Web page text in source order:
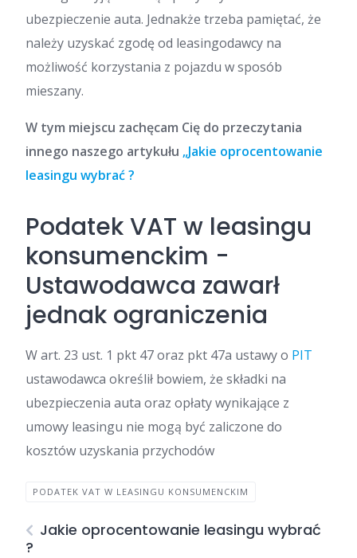
ubezpieczenie auta. Jednakże trzeba pamiętać, że
należy uzyskać zgodę od leasingodawcy na
możliwość korzystania z pojazdu w sposób
mieszany.
W tym miejscu zachęcam Cię do przeczytania
innego naszego artykułu „Jakie oprocentowanie
leasingu wybrać ?
Podatek VAT w leasingu
konsumenckim -
Ustawodawca zawarł
jednak ograniczenia
W art. 23 ust. 1 pkt 47 oraz pkt 47a ustawy o PIT
ustawodawca określił bowiem, że składki na
ubezpieczenia auta oraz opłaty wynikające z
umowy leasingu nie mogą być zaliczone do
kosztów uzyskania przychodów
PODATEK VAT W LEASINGU KONSUMENCKIM
Jakie oprocentowanie leasingu wybrać
?